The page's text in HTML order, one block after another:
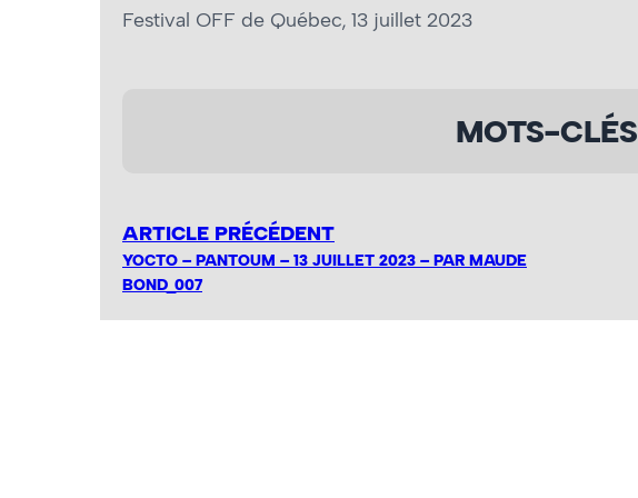
Festival OFF de Québec, 13 juillet 2023
MOTS-CLÉS
ARTICLE PRÉCÉDENT
YOCTO – PANTOUM – 13 JUILLET 2023 – PAR MAUDE
BOND_007